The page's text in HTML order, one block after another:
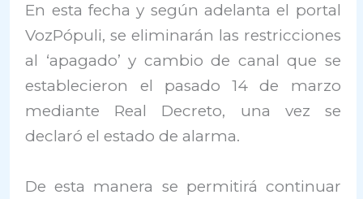
En esta fecha y según adelanta el portal
VozPópuli, se eliminarán las restricciones
al ‘apagado’ y cambio de canal que se
establecieron el pasado 14 de marzo
mediante Real Decreto, una vez se
declaró el estado de alarma.
De esta manera se permitirá continuar